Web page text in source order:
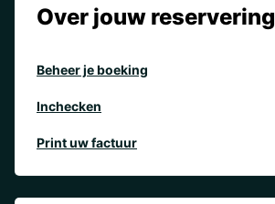
Over jouw reservering
Beheer je boeking
Inchecken
Print uw factuur